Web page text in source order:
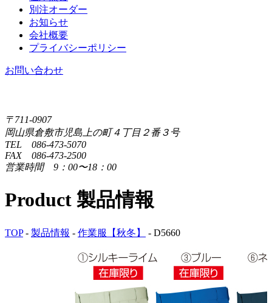
別注オーダー
お知らせ
会社概要
プライバシーポリシー
お問い合わせ
〒711-0907
岡山県倉敷市児島上の町４丁目２番３号
TEL 086-473-5070
FAX 086-473-2500
営業時間 9：00〜18：00
Product 製品情報
TOP- 製品情報 - 作業服【秋冬】 - D5660